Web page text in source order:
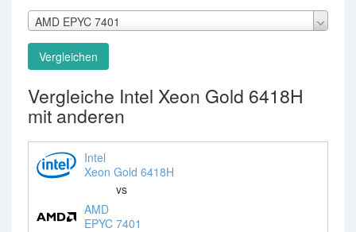
AMD EPYC 7401
Vergleichen
Vergleiche Intel Xeon Gold 6418H
mit anderen
Intel
Xeon Gold 6418H
vs
AMD
EPYC 7401